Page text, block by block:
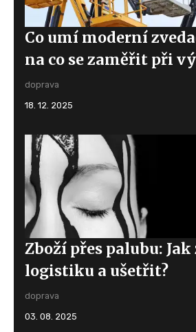
Co umí moderní
na co se zaměřit při
doprava
18. 12. 2025
Zboží přes palubu:
logistiku a ušetřit?
doprava
03. 08. 2025